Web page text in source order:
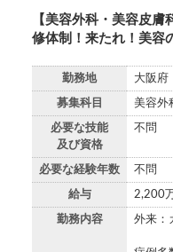
【美容外科・美容皮
修体制！来たれ！美容
勤務地 大阪府
募集科目 美容外
必要な技能
及び資格
不問
必要な経験年数 不問
給与 2,200
勤務内容 外来：